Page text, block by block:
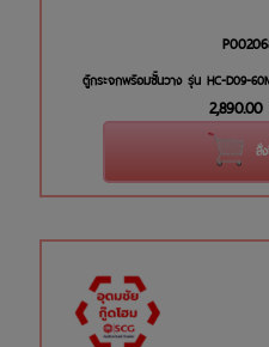
ตู้กระจกพร้อมชั้นวาง รุ่น HC-D09-
2,890.00
สั่